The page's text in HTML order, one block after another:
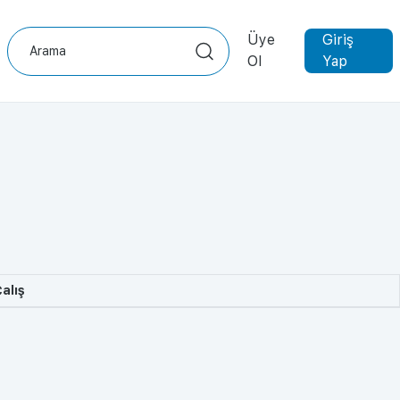
Üye
Ol
Giriş
Yap